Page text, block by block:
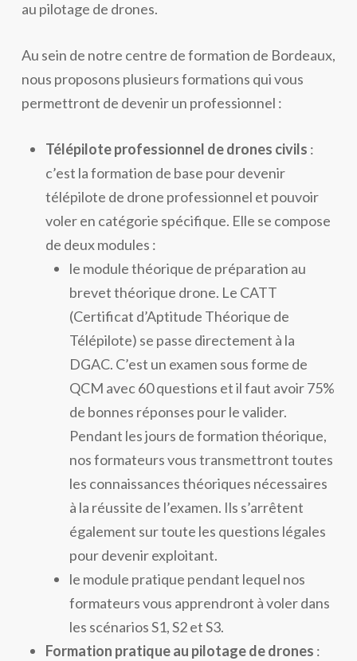
au pilotage de drones.
Au sein de notre centre de formation de Bordeaux,
nous proposons plusieurs formations qui vous
permettront de devenir un professionnel :
Télépilote professionnel de drones civils :
c’est la formation de base pour devenir
télépilote de drone professionnel et pouvoir
voler en catégorie spécifique. Elle se compose
de deux modules :
le module théorique de préparation au
brevet théorique drone. Le CATT
(Certificat d’Aptitude Théorique de
Télépilote) se passe directement à la
DGAC. C’est un examen sous forme de
QCM avec 60 questions et il faut avoir 75%
de bonnes réponses pour le valider.
Pendant les jours de formation théorique,
nos formateurs vous transmettront toutes
les connaissances théoriques nécessaires
à la réussite de l’examen. Ils s’arrêtent
également sur toute les questions légales
pour devenir exploitant.
le module pratique pendant lequel nos
formateurs vous apprendront à voler dans
les scénarios S1, S2 et S3.
Formation pratique au pilotage de drones :